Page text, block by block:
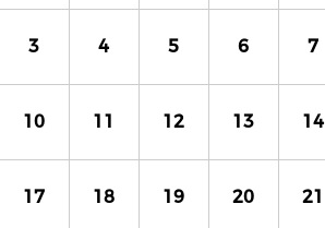
3 4 5 6 7
10 11 12 13 14
17 18 19 20 21